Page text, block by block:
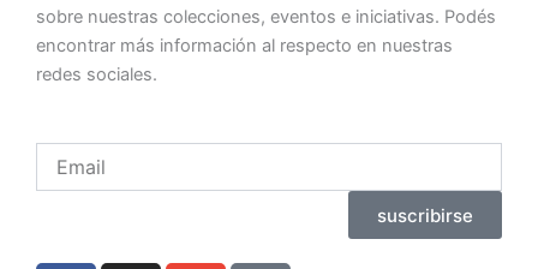
sobre nuestras colecciones, eventos e iniciativas. Podés
encontrar más información al respecto en nuestras
redes sociales.
suscribirse